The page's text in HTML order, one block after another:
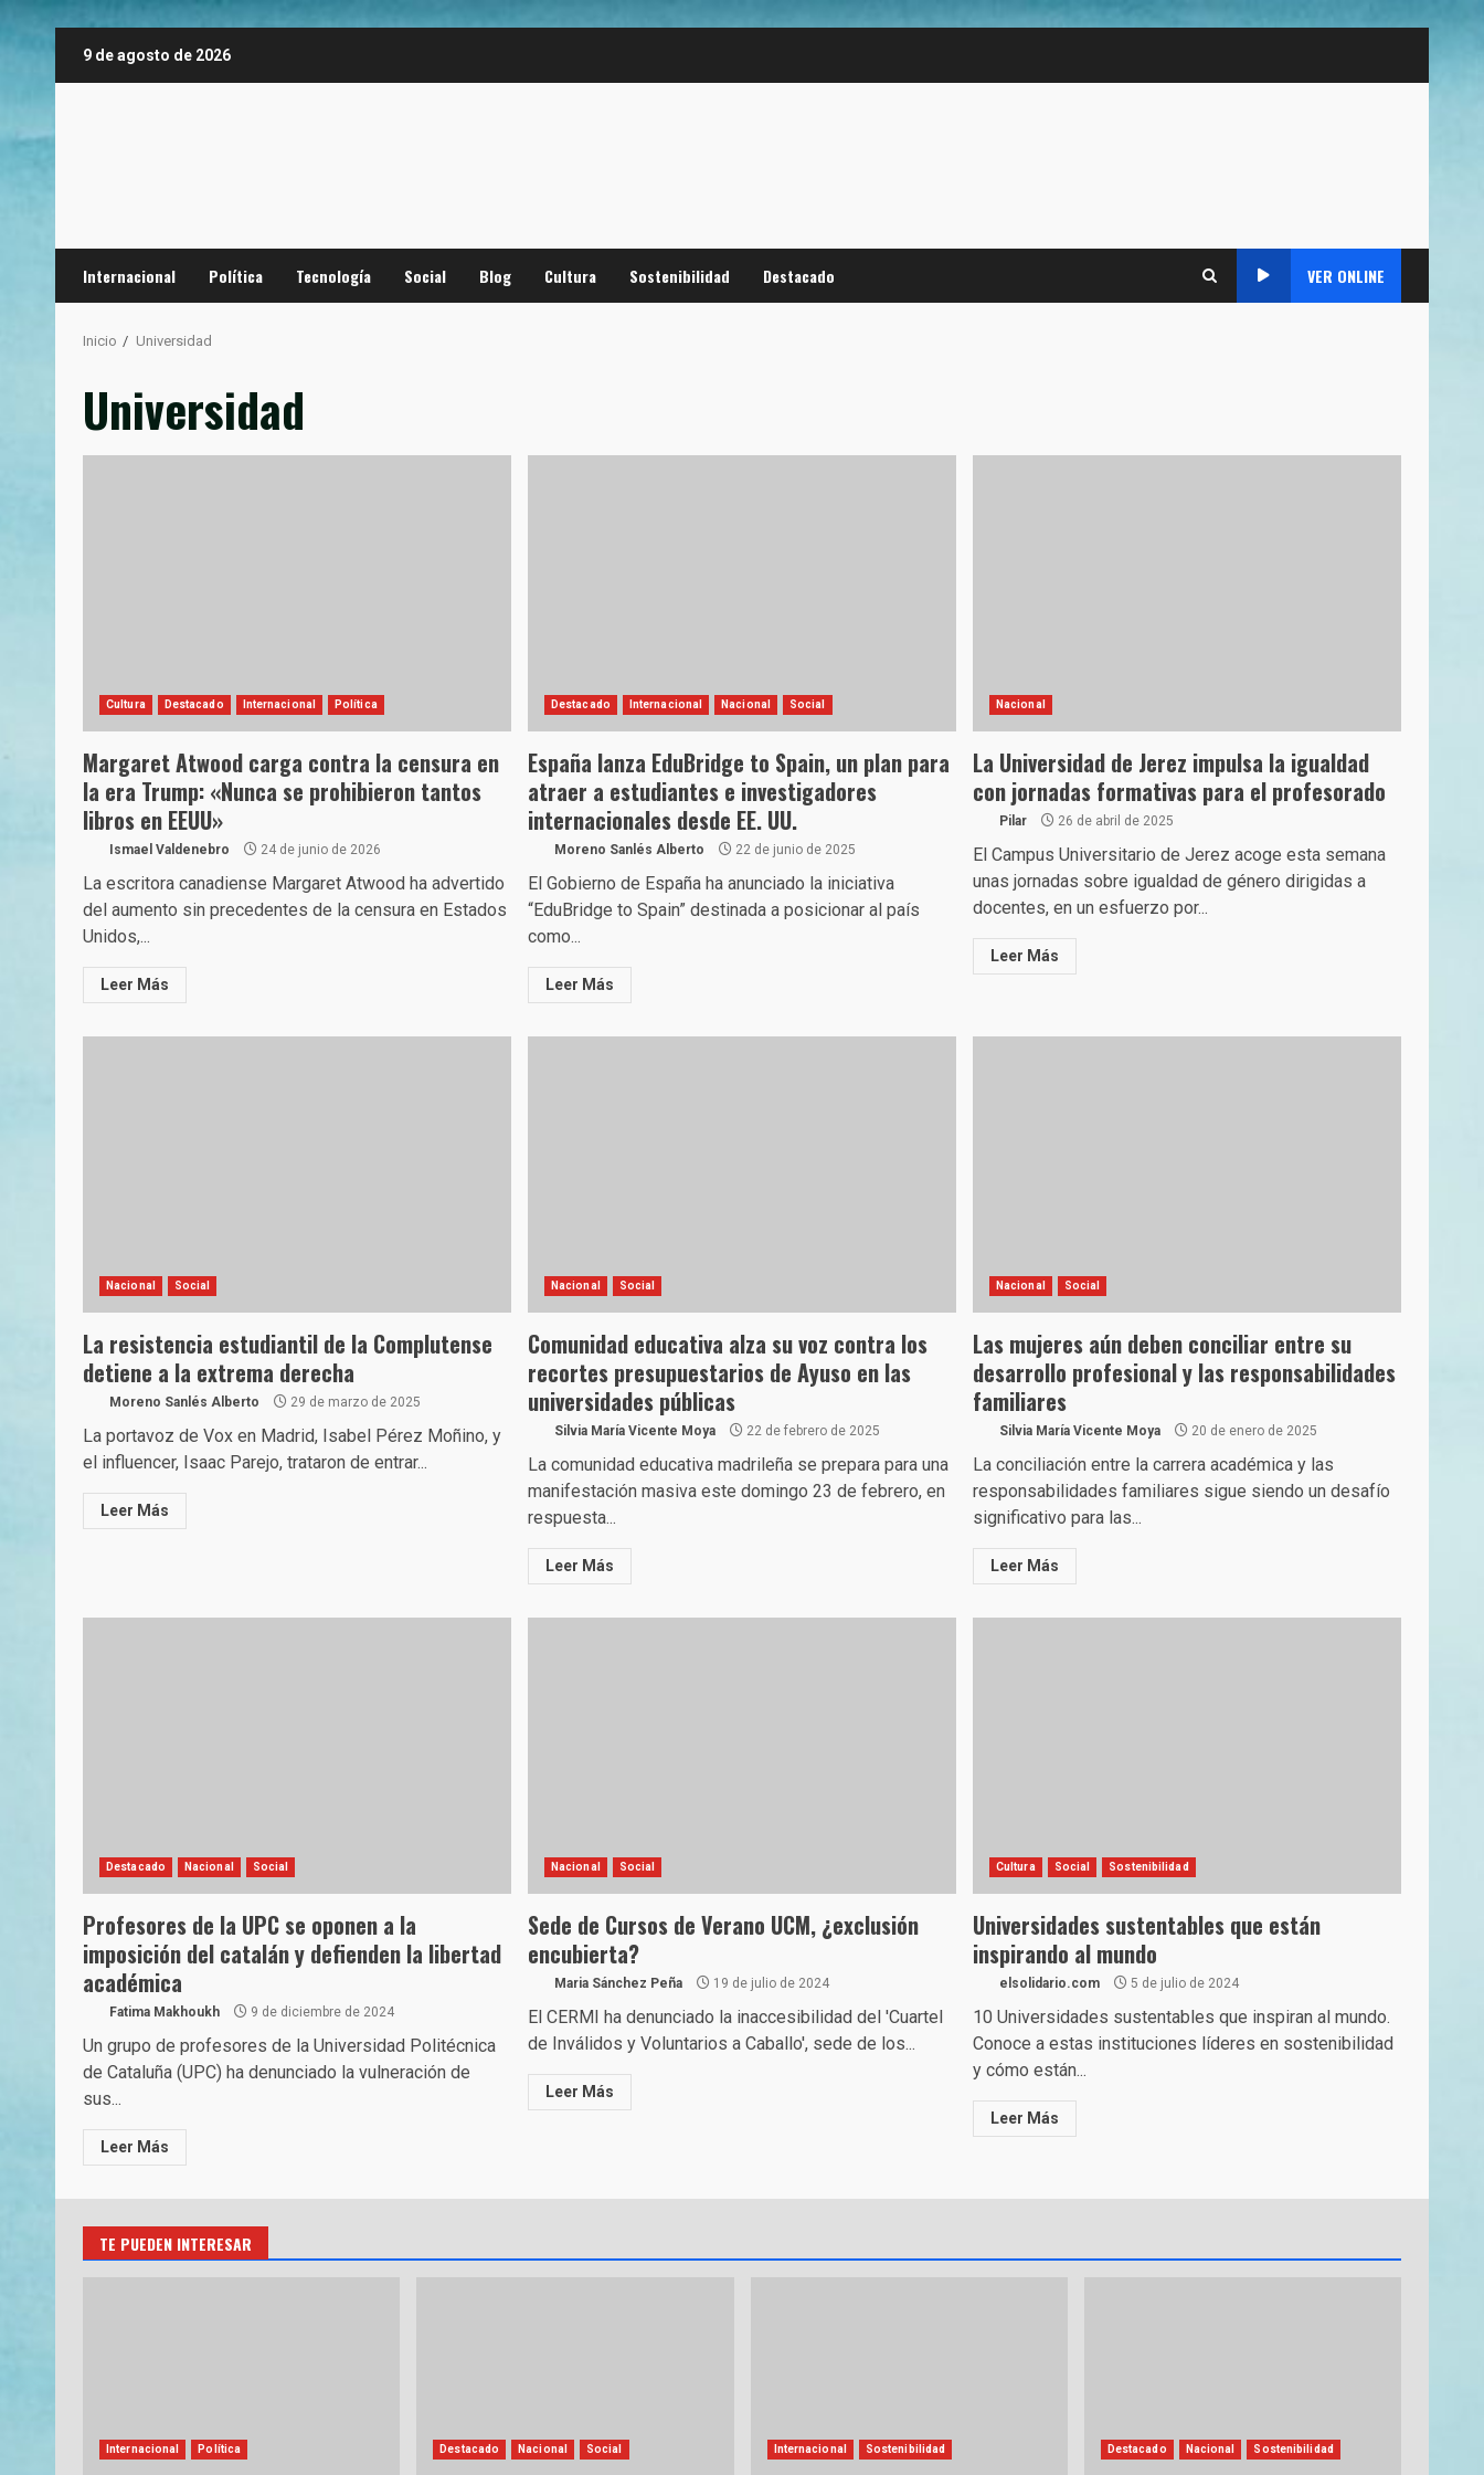
9 de agosto de 2026
Internacional Política Tecnología Social Blog Cultura Sostenibilidad Destacado VER ONLINE
Inicio Universidad
Universidad
Cultura Destacado Internacional Política
Margaret Atwood carga contra la censura en
la era Trump: «Nunca se prohibieron tantos
libros en EEUU»
Ismael Valdenebro 24 de junio de 2026
La escritora canadiense Margaret Atwood ha advertido
del aumento sin precedentes de la censura en Estados
Unidos,...
Leer Más
Destacado Internacional Nacional Social
España lanza EduBridge to Spain, un plan para
atraer a estudiantes e investigadores
internacionales desde EE. UU.
Moreno Sanlés Alberto 22 de junio de 2025
El Gobierno de España ha anunciado la iniciativa
“EduBridge to Spain” destinada a posicionar al país
como...
Leer Más
Nacional
La Universidad de Jerez impulsa la igualdad
con jornadas formativas para el profesorado
Pilar 26 de abril de 2025
El Campus Universitario de Jerez acoge esta semana
unas jornadas sobre igualdad de género dirigidas a
docentes, en un esfuerzo por...
Leer Más
Nacional Social
La resistencia estudiantil de la Complutense
detiene a la extrema derecha
Moreno Sanlés Alberto 29 de marzo de 2025
La portavoz de Vox en Madrid, Isabel Pérez Moñino, y
el influencer, Isaac Parejo, trataron de entrar...
Leer Más
Nacional Social
Comunidad educativa alza su voz contra los
recortes presupuestarios de Ayuso en las
universidades públicas
Silvia María Vicente Moya 22 de febrero de 2025
La comunidad educativa madrileña se prepara para una
manifestación masiva este domingo 23 de febrero, en
respuesta...
Leer Más
Nacional Social
Las mujeres aún deben conciliar entre su
desarrollo profesional y las responsabilidades
familiares
Silvia María Vicente Moya 20 de enero de 2025
La conciliación entre la carrera académica y las
responsabilidades familiares sigue siendo un desafío
significativo para las...
Leer Más
Destacado Nacional Social
Profesores de la UPC se oponen a la
imposición del catalán y defienden la libertad
académica
Fatima Makhoukh 9 de diciembre de 2024
Un grupo de profesores de la Universidad Politécnica
de Cataluña (UPC) ha denunciado la vulneración de
sus...
Leer Más
Nacional Social
Sede de Cursos de Verano UCM, ¿exclusión
encubierta?
Maria Sánchez Peña 19 de julio de 2024
El CERMI ha denunciado la inaccesibilidad del 'Cuartel
de Inválidos y Voluntarios a Caballo', sede de los...
Leer Más
Cultura Social Sostenibilidad
Universidades sustentables que están
inspirando al mundo
elsolidario.com 5 de julio de 2024
10 Universidades sustentables que inspiran al mundo.
Conoce a estas instituciones líderes en sostenibilidad
y cómo están...
Leer Más
TE PUEDEN INTERESAR
Internacional Política Destacado Nacional Social Internacional Sostenibilidad Destacado Nacional Sostenibilidad